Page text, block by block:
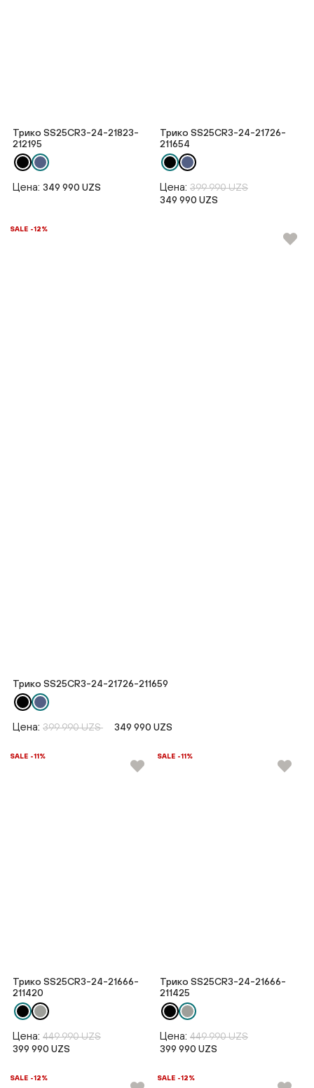
Трико SS25CR3-24-21823-
212195
Цена: 349 990 UZS
Трико SS25CR3-24-21726-
211654
Цена: 399 990 UZS
349 990 UZS
SALE -12%
Трико SS25CR3-24-21726-211659
Цена: 399 990 UZS 349 990 UZS
SALE -11%
Трико SS25CR3-24-21666-
211420
Цена: 449 990 UZS
399 990 UZS
SALE -11%
Трико SS25CR3-24-21666-
211425
Цена: 449 990 UZS
399 990 UZS
SALE -12% SALE -12%